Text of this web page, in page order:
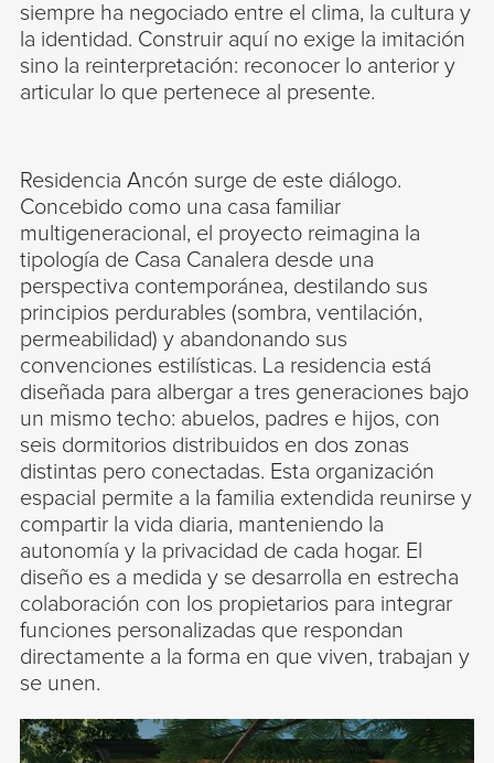
siempre ha negociado entre el clima, la cultura y
la identidad. Construir aquí no exige la imitación
sino la reinterpretación: reconocer lo anterior y
articular lo que pertenece al presente.
Residencia Ancón surge de este diálogo.
Concebido como una casa familiar
multigeneracional, el proyecto reimagina la
tipología de Casa Canalera desde una
perspectiva contemporánea, destilando sus
principios perdurables (sombra, ventilación,
permeabilidad) y abandonando sus
convenciones estilísticas. La residencia está
diseñada para albergar a tres generaciones bajo
un mismo techo: abuelos, padres e hijos, con
seis dormitorios distribuidos en dos zonas
distintas pero conectadas. Esta organización
espacial permite a la familia extendida reunirse y
compartir la vida diaria, manteniendo la
autonomía y la privacidad de cada hogar. El
diseño es a medida y se desarrolla en estrecha
colaboración con los propietarios para integrar
funciones personalizadas que respondan
directamente a la forma en que viven, trabajan y
se unen.